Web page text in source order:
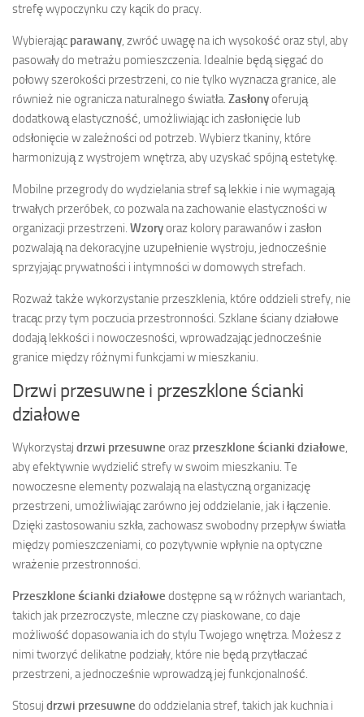
strefę wypoczynku czy kącik do pracy.
Wybierając parawany, zwróć uwagę na ich wysokość oraz styl, aby
pasowały do metrażu pomieszczenia. Idealnie będą sięgać do
połowy szerokości przestrzeni, co nie tylko wyznacza granice, ale
również nie ogranicza naturalnego światła. Zasłonyoferują
dodatkową elastyczność, umożliwiając ich zasłonięcie lub
odsłonięcie w zależności od potrzeb. Wybierz tkaniny, które
harmonizują z wystrojem wnętrza, aby uzyskać spójną estetykę.
Mobilne przegrody do wydzielania stref są lekkie i nie wymagają
trwałych przeróbek, co pozwala na zachowanie elastyczności w
organizacji przestrzeni. Wzoryoraz kolory parawanów i zasłon
pozwalają na dekoracyjne uzupełnienie wystroju, jednocześnie
sprzyjając prywatności i intymności w domowych strefach.
Rozważ także wykorzystanie przeszklenia, które oddzieli strefy, nie
tracąc przy tym poczucia przestronności. Szklane ściany działowe
dodają lekkości i nowoczesności, wprowadzając jednocześnie
granice między różnymi funkcjami w mieszkaniu.
Drzwi przesuwne i przeszklone ścianki
działowe
Wykorzystaj drzwi przesuwne oraz przeszklone ścianki działowe,
aby efektywnie wydzielić strefy w swoim mieszkaniu. Te
nowoczesne elementy pozwalają na elastyczną organizację
przestrzeni, umożliwiając zarówno jej oddzielanie, jak i łączenie.
Dzięki zastosowaniu szkła, zachowasz swobodny przepływ światła
między pomieszczeniami, co pozytywnie wpłynie na optyczne
wrażenie przestronności.
Przeszklone ścianki działowe dostępne są w różnych wariantach,
takich jak przezroczyste, mleczne czy piaskowane, co daje
możliwość dopasowania ich do stylu Twojego wnętrza. Możesz z
nimi tworzyć delikatne podziały, które nie będą przytłaczać
przestrzeni, a jednocześnie wprowadzą jej funkcjonalność.
Stosuj drzwi przesuwne do oddzielania stref, takich jak kuchnia i